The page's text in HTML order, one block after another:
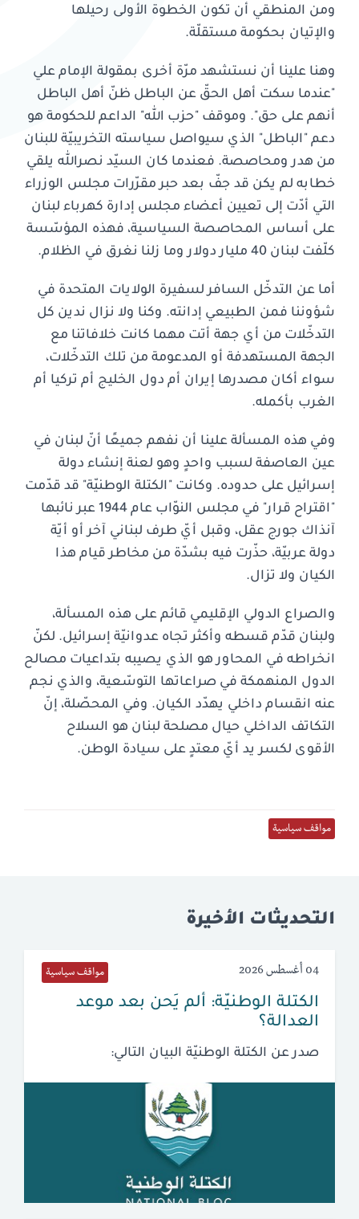
ومن المنطقي أن تكون الخطوة الأولى رحيلها
والإتيان بحكومة مستقلّة.
وهنا علينا أن نستشهد مرّة أخرى بمقولة الإمام علي
"عندما سكت أهل الحقّ عن الباطل ظنّ أهل الباطل
أنهم على حق". وموقف "حزب الله" الداعم للحكومة هو
دعم "الباطل" الذي سيواصل سياسته التخريبيّة للبنان
من هدر ومحاصصة. فعندما كان السيّد نصرالله يلقي
خطابه لم يكن قد جفّ بعد حبر مقرّرات مجلس الوزراء
التي أدّت إلى تعيين أعضاء مجلس إدارة كهرباء لبنان
على أساس المحاصصة السياسية، فهذه المؤسّسة
كلّفت لبنان 40 مليار دولار وما زلنا نغرق في الظلام.
أما عن التدخّل السافر لسفيرة الولايات المتحدة في
شؤوننا فمن الطبيعي إدانته. وكنا ولا نزال ندين كل
التدخّلات من أي جهة أتت مهما كانت خلافاتنا مع
الجهة المستهدفة أو المدعومة من تلك التدخّلات،
سواء أكان مصدرها إيران أم دول الخليج أم تركيا أم
الغرب بأكمله.
وفي هذه المسألة علينا أن نفهم جميعًا أنّ لبنان في
عين العاصفة لسبب واحدٍ وهو لعنة إنشاء دولة
إسرائيل على حدوده. وكانت "الكتلة الوطنيّة" قد قدّمت
"اقتراح قرار" في مجلس النوّاب عام 1944 عبر نائبها
آنذاك جورج عقل، وقبل أيّ طرف لبناني آخر أو أيّة
دولة عربيّة، حذّرت فيه بشدّة من مخاطر قيام هذا
الكيان ولا تزال.
والصراع الدولي الإقليمي قائم على هذه المسألة،
ولبنان قدّم قسطه وأكثر تجاه عدوانيّة إسرائيل. لكنّ
انخراطه في المحاور هو الذي يصيبه بتداعيات مصالح
الدول المنهمكة في صراعاتها التوسّعية، والذي نجم
عنه انقسام داخلي يهدّد الكيان. وفي المحصّلة، إنّ
التكاتف الداخلي حيال مصلحة لبنان هو السلاح
الأقوى لكسر يد أيّ معتدٍ على سيادة الوطن.
مواقف سياسية
التحديثات الأخيرة
04 أغسطس 2026 مواقف سياسية
الكتلة الوطنيّة: ألم يَحن بعد موعد
العدالة؟
صدر عن الكتلة الوطنيّة البيان التالي: